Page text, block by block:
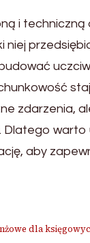
i
niej
zdarzenia,
aby
dla